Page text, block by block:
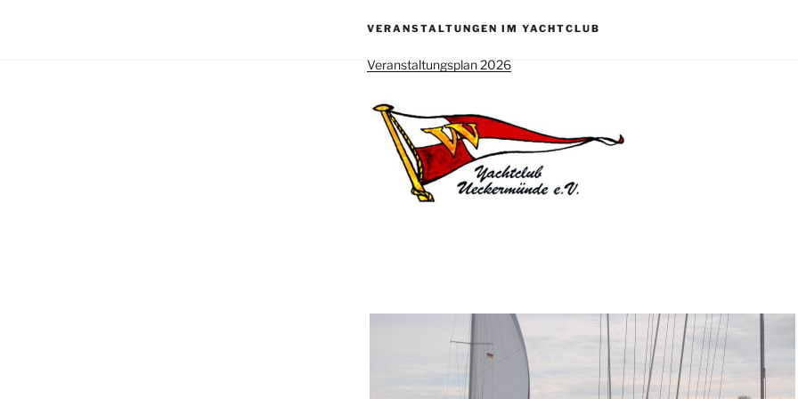
VERANSTALTUNGEN IM YACHTCLUB
Veranstaltungsplan 2026